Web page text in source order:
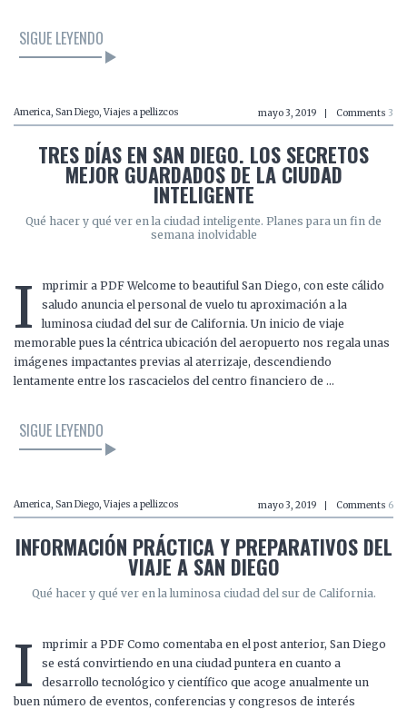
SIGUE LEYENDO
America, San Diego, Viajes a pellizcos mayo 3, 2019 Comments 3
TRES DÍAS EN SAN DIEGO. LOS SECRETOS
MEJOR GUARDADOS DE LA CIUDAD
INTELIGENTE
Qué hacer y qué ver en la ciudad inteligente. Planes para un fin de
semana inolvidable
I
mprimir a PDF Welcome to beautiful San Diego, con este cálido
saludo anuncia el personal de vuelo tu aproximación a la
luminosa ciudad del sur de California. Un inicio de viaje
memorable pues la céntrica ubicación del aeropuerto nos regala unas
imágenes impactantes previas al aterrizaje, descendiendo
lentamente entre los rascacielos del centro financiero de …
SIGUE LEYENDO
America, San Diego, Viajes a pellizcos mayo 3, 2019 Comments 6
INFORMACIÓN PRÁCTICA Y PREPARATIVOS DEL
VIAJE A SAN DIEGO
Qué hacer y qué ver en la luminosa ciudad del sur de California.
I
mprimir a PDF Como comentaba en el post anterior, San Diego
se está convirtiendo en una ciudad puntera en cuanto a
desarrollo tecnológico y científico que acoge anualmente un
buen número de eventos, conferencias y congresos de interés